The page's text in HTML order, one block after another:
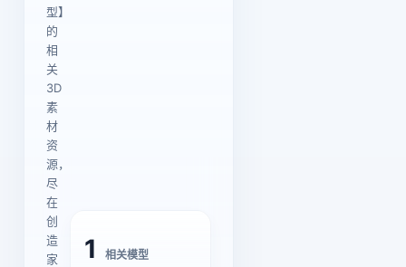
型】
的
相
关
3D
素
材
资
源，
尽
在
创
造
家
1 相关模型